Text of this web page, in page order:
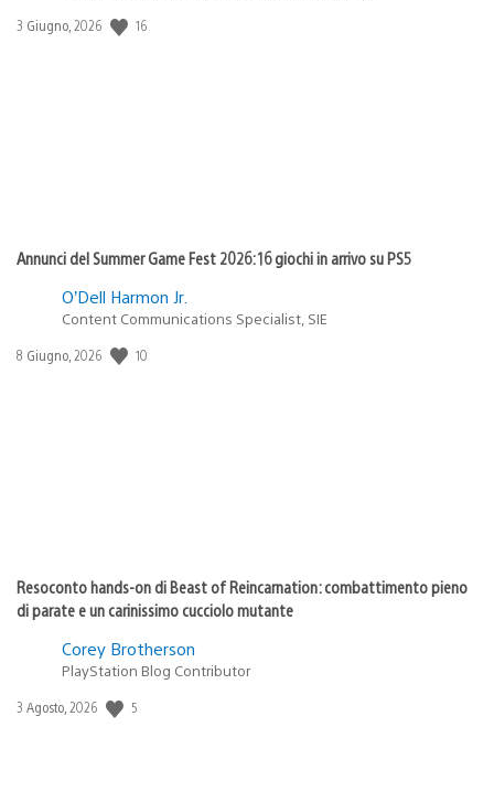
Data
3 Giugno, 2026 16
Annunci del Summer Game Fest 2026: 16 giochi in arrivo su PS5
O’Dell Harmon Jr.
Content Communications Specialist, SIE
Data
8 Giugno, 2026 10
Resoconto hands-on di Beast of Reincarnation: combattimento pieno
di parate e un carinissimo cucciolo mutante
Corey Brotherson
PlayStation Blog Contributor
Data
3 Agosto, 2026 5